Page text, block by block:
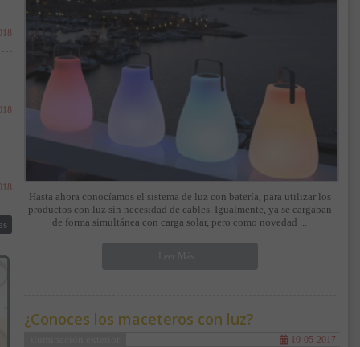
Hasta ahora conocíamos el sistema de luz con batería, para utilizar los
productos con luz sin necesidad de cables. Igualmente, ya se cargaban
de forma simultánea con carga solar, pero como novedad ...
Leer Más...
¿Conoces los maceteros con luz?
10-05-2017